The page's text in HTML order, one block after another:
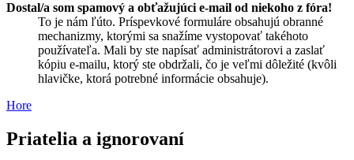
Dostal/a som spamový a obťažujúci e-mail od niekoho z fóra!
To je nám ľúto. Príspevkové formuláre obsahujú obranné
mechanizmy, ktorými sa snažíme vystopovať takéhoto
používateľa. Mali by ste napísať administrátorovi a zaslať
kópiu e-mailu, ktorý ste obdržali, čo je veľmi dôležité (kvôli
hlavičke, ktorá potrebné informácie obsahuje).
Hore
Priatelia a ignorovaní